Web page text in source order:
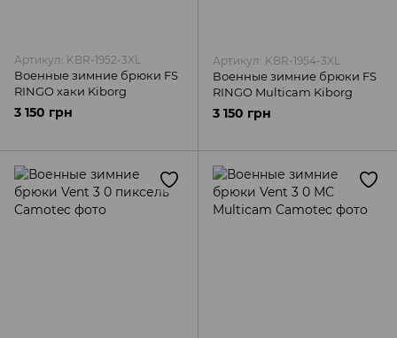
Артикул: KBR-1952-3XL
Военные зимние брюки FS
RINGO хаки Kiborg
3 150 грн
Артикул: KBR-1954-3XL
Военные зимние брюки FS
RINGO Multicam Kiborg
3 150 грн